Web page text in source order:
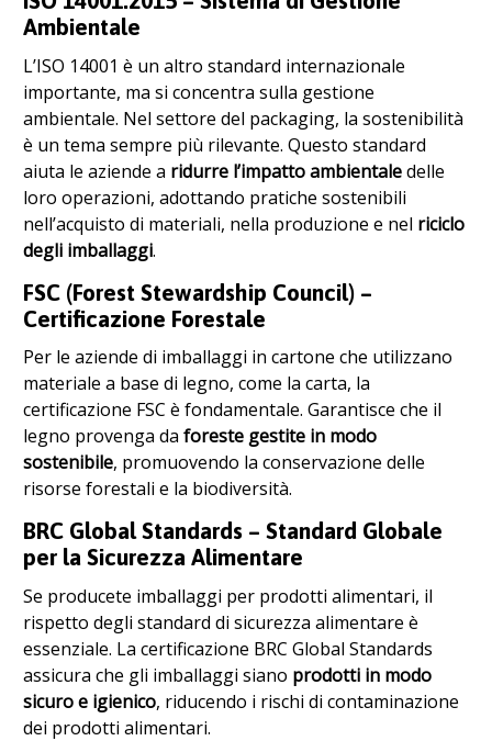
Ambientale
L’ISO 14001 è un altro standard internazionale
importante, ma si concentra sulla gestione
ambientale. Nel settore del packaging, la sostenibilità
è un tema sempre più rilevante. Questo standard
aiuta le aziende a ridurre l’impatto ambientaledelle
loro operazioni, adottando pratiche sostenibili
nell’acquisto di materiali, nella produzione e nel riciclo
degli imballaggi.
FSC (Forest Stewardship Council) –
Certificazione Forestale
Per le aziende di imballaggi in cartone che utilizzano
materiale a base di legno, come la carta, la
certificazione FSC è fondamentale. Garantisce che il
legno provenga da foreste gestite in modo
sostenibile, promuovendo la conservazione delle
risorse forestali e la biodiversità.
BRC Global Standards – Standard Globale
per la Sicurezza Alimentare
Se producete imballaggi per prodotti alimentari, il
rispetto degli standard di sicurezza alimentare è
essenziale. La certificazione BRC Global Standards
assicura che gli imballaggi siano prodotti in modo
sicuro e igienico, riducendo i rischi di contaminazione
dei prodotti alimentari.